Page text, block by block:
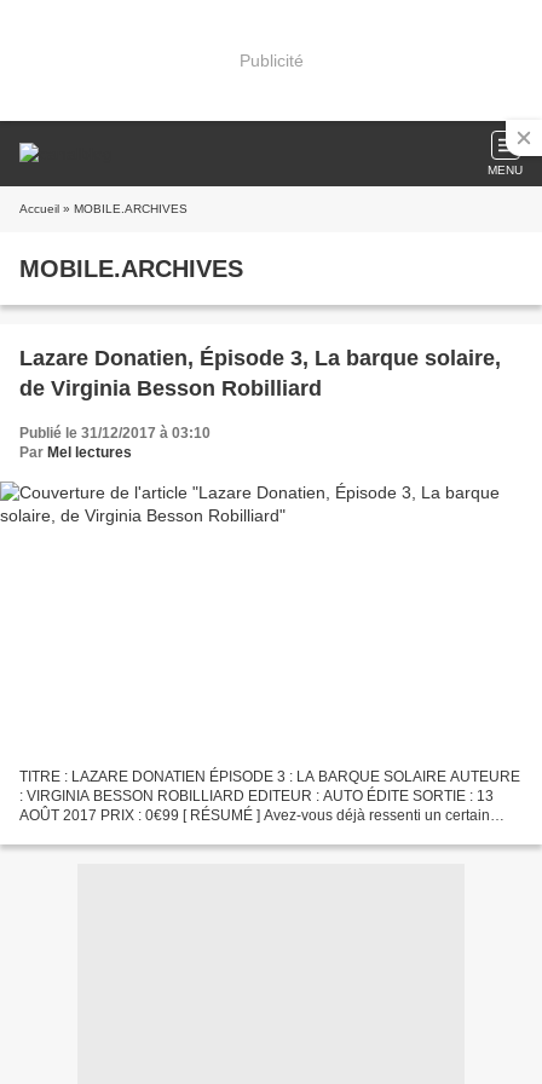
Publicité
MENU
Accueil » MOBILE.ARCHIVES
MOBILE.ARCHIVES
Lazare Donatien, Épisode 3, La barque solaire,
de Virginia Besson Robilliard
Publié le 31/12/2017 à 03:10
Par Mel lectures
TITRE : LAZARE DONATIEN ÉPISODE 3 : LA BARQUE SOLAIRE AUTEURE
: VIRGINIA BESSON ROBILLIARD EDITEUR : AUTO ÉDITE SORTIE : 13
AOÛT 2017 PRIX : 0€99 [ RÉSUMÉ ] Avez-vous déjà ressenti un certain